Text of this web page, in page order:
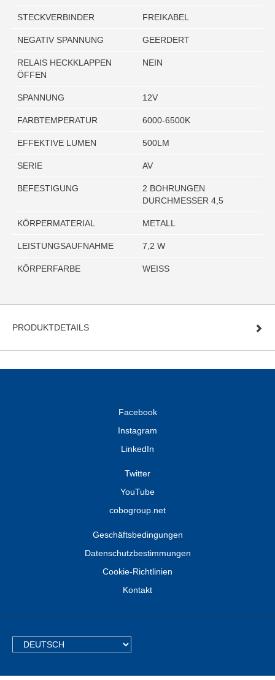
STECKVERBINDER FREIKABEL
NEGATIV SPANNUNG GEERDERT
RELAIS HECKKLAPPEN
ÖFFEN
NEIN
SPANNUNG 12V
FARBTEMPERATUR 6000-6500K
EFFEKTIVE LUMEN 500LM
SERIE AV
BEFESTIGUNG
2 BOHRUNGEN
DURCHMESSER 4,5
KÖRPERMATERIAL METALL
LEISTUNGSAUFNAHME 7,2 W
KÖRPERFARBE WEISS
PRODUKTDETAILS
Facebook
Instagram
LinkedIn
Twitter
YouTube
cobogroup.net
Geschäftsbedingungen
Datenschutzbestimmungen
Cookie-Richtlinien
Kontakt
TEXT.LANGUAGE